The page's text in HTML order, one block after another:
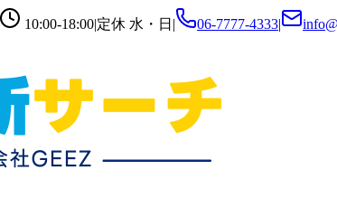
10:00-18:00|定休 水・日 | 06-7777-4333|